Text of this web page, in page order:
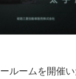
ルームを開催